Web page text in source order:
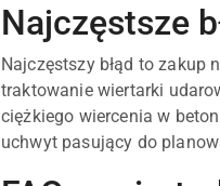
Najczęstsze
Najczęstszy błąd to zakup
traktowanie wiertarki
ciężkiego wiercenia w
uchwyt pasujący do